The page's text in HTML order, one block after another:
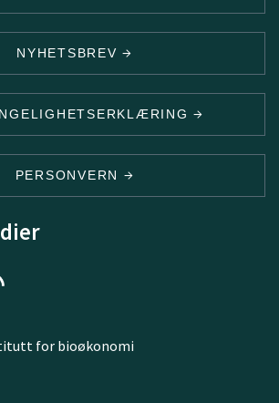
NYHETSBREV
PERSONVERN
for bioøkonomi